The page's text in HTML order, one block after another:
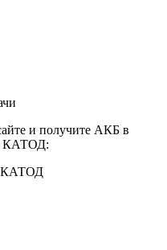
и получите АКБ в
КАТОД:
КАТОД